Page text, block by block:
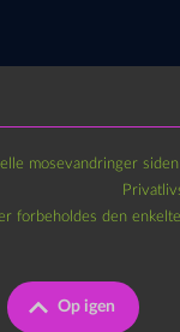
mosevandringer
Op igen
forbeholdes den